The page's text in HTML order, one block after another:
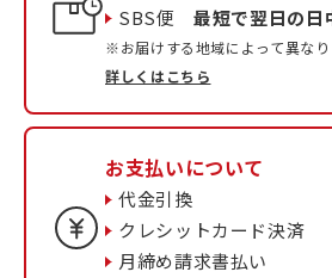
SBS便最短で翌日の日
※お届けする地域によって異なり
詳しくはこちら
お支払いについて
代金引換
クレシットカード決済
月締め請求書払い